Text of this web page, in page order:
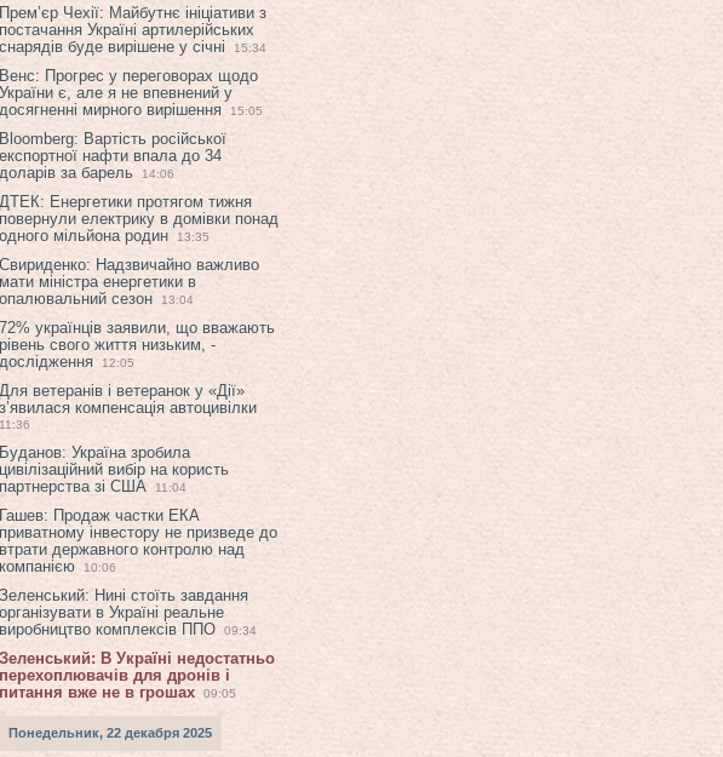
Прем’єр Чехії: Майбутнє ініціативи з
постачання Україні артилерійських
снарядів буде вирішене у січні
15:34
Венс: Прогрес у переговорах щодо
України є, але я не впевнений у
досягненні мирного вирішення
15:05
Bloomberg: Вартість російської
експортної нафти впала до 34
доларів за барель
14:06
ДТЕК: Енергетики протягом тижня
повернули електрику в домівки понад
одного мільйона родин
13:35
Свириденко: Надзвичайно важливо
мати міністра енергетики в
опалювальний сезон
13:04
72% українців заявили, що вважають
рівень свого життя низьким, -
дослідження
12:05
Для ветеранів і ветеранок у «Дії»
з’явилася компенсація автоцивілки
11:36
Буданов: Україна зробила
цивілізаційний вибір на користь
партнерства зі США
11:04
Гашев: Продаж частки ЕКА
приватному інвестору не призведе до
втрати державного контролю над
компанією
10:06
Зеленський: Нині стоїть завдання
організувати в Україні реальне
виробництво комплексів ППО
09:34
Зеленський: В Україні недостатньо
перехоплювачів для дронів і
питання вже не в грошах
09:05
Понедельник, 22 декабря 2025